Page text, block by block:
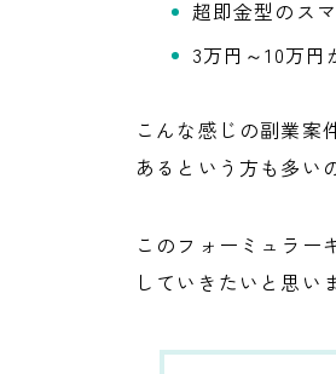
超即金型のス
3万円～10万円
こんな感じの副業案
あるという方も多い
このフォーミュラー
していきたいと思い